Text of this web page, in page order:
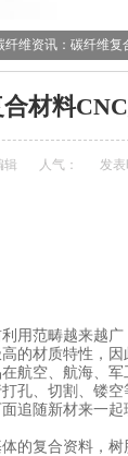
纤维资讯：碳纤维复
材料
辑 人气： 发表
用范畴越来越
的材质特性，
航空、航海、
孔、切割、镂
追随新材来一
复合资料，树